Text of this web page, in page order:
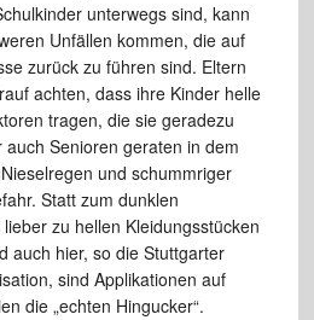
unterwegs sind, kann
Unfällen kommen, die auf
zurück zu führen sind. Eltern
achten, dass ihre Kinder helle
tragen, die sie geradezu
Senioren geraten in dem
und schummriger
Statt zum dunklen
zu hellen Kleidungsstücken
auch hier, so die Stuttgarter
sind Applikationen auf
die „echten Hingucker“.